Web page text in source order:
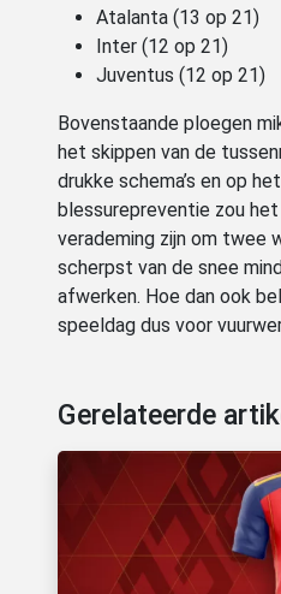
Atalanta (13 op 21)
Inter (12 op 21)
Juventus (12 op 21)
Bovenstaande ploegen
het skippen van de
drukke schema’s en op
blessurepreventie zou
verademing zijn om twee
scherpst van de snee
afwerken. Hoe dan ook
speeldag dus voor
Gerelateerde